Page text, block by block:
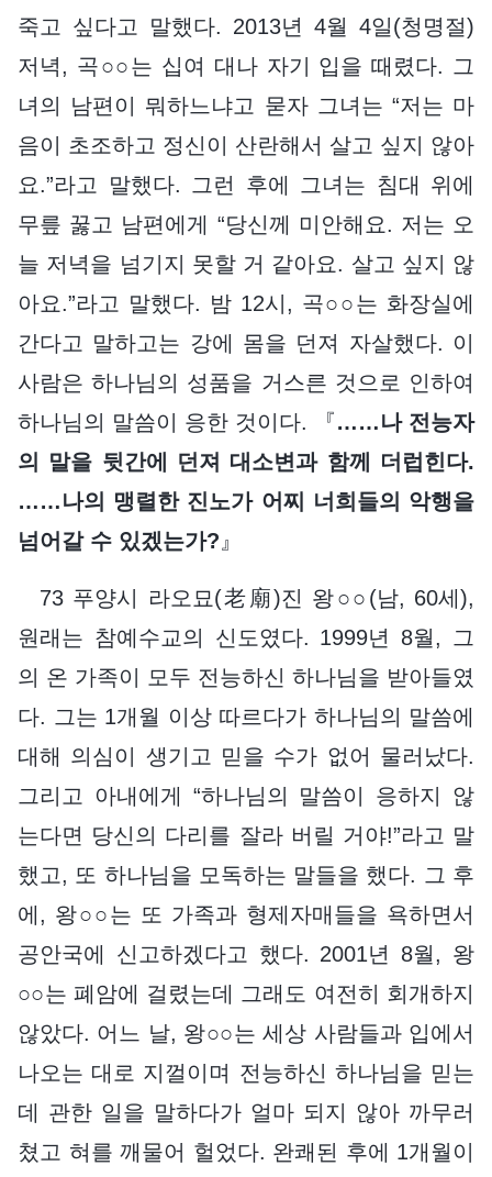
죽고 싶다고 말했다. 2013년 4월 4일(청명절)
저녁, 곡○○는 십여 대나 자기 입을 때렸다. 그
녀의 남편이 뭐하느냐고 묻자 그녀는 “저는 마
음이 초조하고 정신이 산란해서 살고 싶지 않아
요.”라고 말했다. 그런 후에 그녀는 침대 위에
무릎 꿇고 남편에게 “당신께 미안해요. 저는 오
늘 저녁을 넘기지 못할 거 같아요. 살고 싶지 않
아요.”라고 말했다. 밤 12시, 곡○○는 화장실에
간다고 말하고는 강에 몸을 던져 자살했다. 이
사람은 하나님의 성품을 거스른 것으로 인하여
하나님의 말씀이 응한 것이다. 『……나 전능자
의 말을 뒷간에 던져 대소변과 함께 더럽힌다.
……나의 맹렬한 진노가 어찌 너희들의 악행을
넘어갈 수 있겠는가? 』
73 푸양시 라오묘(老廟)진 왕○○(남, 60세),
원래는 참예수교의 신도였다. 1999년 8월, 그
의 온 가족이 모두 전능하신 하나님을 받아들였
다. 그는 1개월 이상 따르다가 하나님의 말씀에
대해 의심이 생기고 믿을 수가 없어 물러났다.
그리고 아내에게 “하나님의 말씀이 응하지 않
는다면 당신의 다리를 잘라 버릴 거야!”라고 말
했고, 또 하나님을 모독하는 말들을 했다. 그 후
에, 왕○○는 또 가족과 형제자매들을 욕하면서
공안국에 신고하겠다고 했다. 2001년 8월, 왕
○○는 폐암에 걸렸는데 그래도 여전히 회개하지
않았다. 어느 날, 왕○○는 세상 사람들과 입에서
나오는 대로 지껄이며 전능하신 하나님을 믿는
데 관한 일을 말하다가 얼마 되지 않아 까무러
쳤고 혀를 깨물어 헐었다. 완쾌된 후에 1개월이